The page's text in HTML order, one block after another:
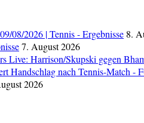
08/2026 | Tennis - Ergebnisse 8.
7. August 2026
Live: Harrison/Skupski gegen
Handschlag nach Tennis-Match -
2026